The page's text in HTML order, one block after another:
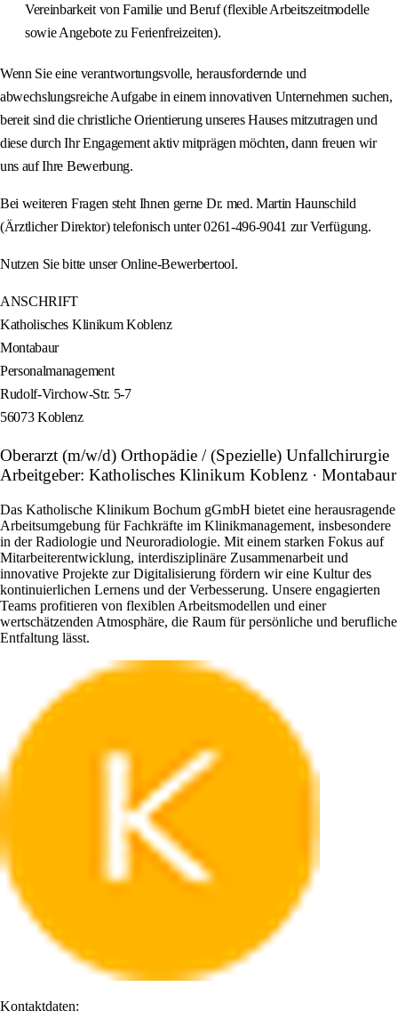
Vereinbarkeit von Familie und Beruf (flexible Arbeitszeitmodelle
sowie Angebote zu Ferienfreizeiten).
Wenn Sie eine verantwortungsvolle, herausfordernde und
abwechslungsreiche Aufgabe in einem innovativen Unternehmen suchen,
bereit sind die christliche Orientierung unseres Hauses mitzutragen und
diese durch Ihr Engagement aktiv mitprägen möchten, dann freuen wir
uns auf Ihre Bewerbung.
Bei weiteren Fragen steht Ihnen gerne Dr. med. Martin Haunschild
(Ärztlicher Direktor) telefonisch unter 0261-496-9041 zur Verfügung.
Nutzen Sie bitte unser Online‑Bewerbertool.
ANSCHRIFT
Katholisches Klinikum Koblenz
Montabaur
Personalmanagement
Rudolf‑Virchow‑Str. 5‑7
56073 Koblenz
Oberarzt (m/w/d) Orthopädie / (Spezielle) Unfallchirurgie
Arbeitgeber: Katholisches Klinikum Koblenz · Montabaur
Das Katholische Klinikum Bochum gGmbH bietet eine herausragende
Arbeitsumgebung für Fachkräfte im Klinikmanagement, insbesondere
in der Radiologie und Neuroradiologie. Mit einem starken Fokus auf
Mitarbeiterentwicklung, interdisziplinäre Zusammenarbeit und
innovative Projekte zur Digitalisierung fördern wir eine Kultur des
kontinuierlichen Lernens und der Verbesserung. Unsere engagierten
Teams profitieren von flexiblen Arbeitsmodellen und einer
wertschätzenden Atmosphäre, die Raum für persönliche und berufliche
Entfaltung lässt.
Kontaktdaten: